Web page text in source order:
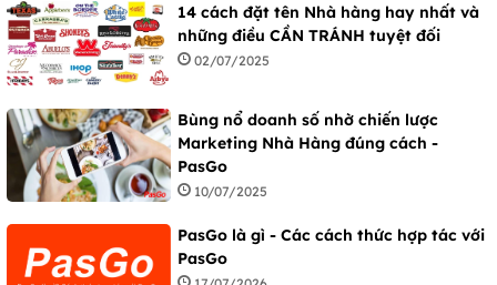
14 cách đặt tên Nhà hàng hay nhất và
những điều CẦN TRÁNH tuyệt đối
02/07/2025
Bùng nổ doanh số nhờ chiến lược
Marketing Nhà Hàng đúng cách -
PasGo
10/07/2025
PasGo là gì - Các cách thức hợp tác với
PasGo